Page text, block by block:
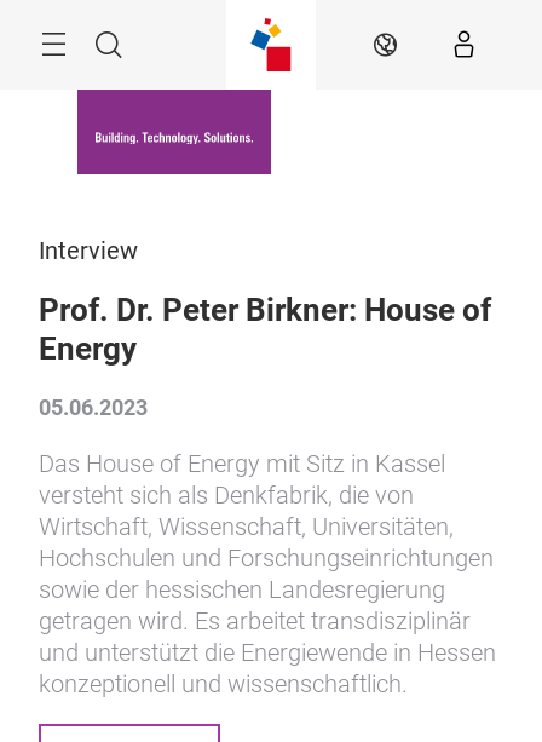
Suche DE
Interview
Prof. Dr. Peter Birkner: House of
Energy
05.06.2023
Das House of Energy mit Sitz in Kassel
versteht sich als Denkfabrik, die von
Wirtschaft, Wissenschaft, Universitäten,
Hochschulen und Forschungseinrichtungen
sowie der hessischen Landesregierung
getragen wird. Es arbeitet transdisziplinär
und unterstützt die Energiewende in Hessen
konzeptionell und wissenschaftlich.